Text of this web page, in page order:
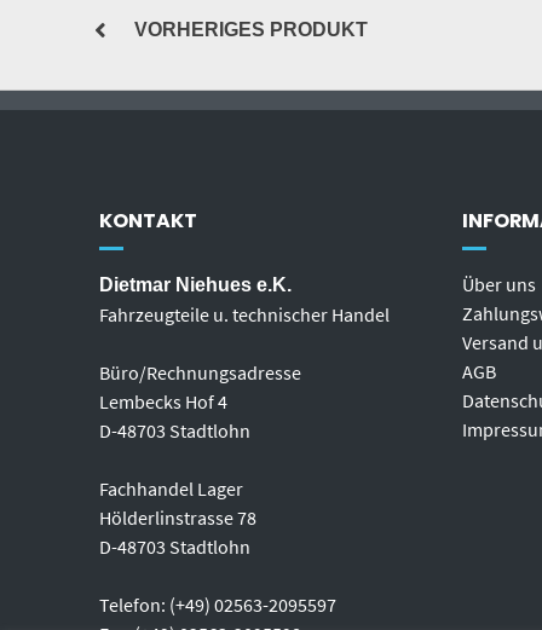
VORHERIGES PRODUKT
KONTAKT
Dietmar Niehues e.K.
Fahrzeugteile u. technischer Handel
Büro/Rechnungsadresse
Lembecks Hof 4
D-48703 Stadtlohn
Fachhandel Lager
Hölderlinstrasse 78
D-48703 Stadtlohn
Telefon: (+49) 02563-2095597
Über uns
Versand
AGB